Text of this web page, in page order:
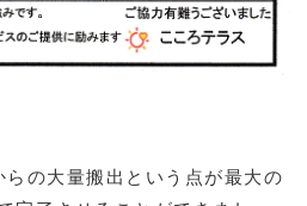
の大量搬出という点が最大の